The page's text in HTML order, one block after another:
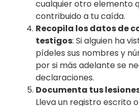
cualquier otro elemento
contribuido a tu caída.
Recopila los datos de
testigos: Si alguien ha
pídeles sus nombres y
por si más adelante se
declaraciones.
Documenta tus
Lleva un registro escrito